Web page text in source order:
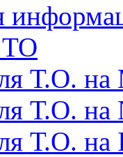
ТО
Т.О. на
Т.О. на
Т.О.